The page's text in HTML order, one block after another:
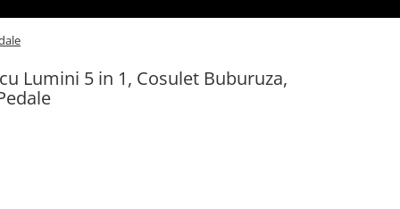
Lumini 5 in 1, Cosulet Buburuza,